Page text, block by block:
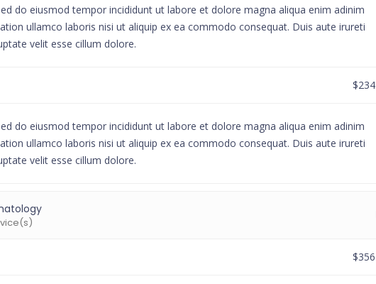
do eiusmod tempor incididunt ut labore et dolore magna aliqua enim adinim
ullamco laboris nisi ut aliquip ex ea commodo consequat. Duis aute irureti
velit esse cillum dolore.
$234
do eiusmod tempor incididunt ut labore et dolore magna aliqua enim adinim
ullamco laboris nisi ut aliquip ex ea commodo consequat. Duis aute irureti
velit esse cillum dolore.
$356